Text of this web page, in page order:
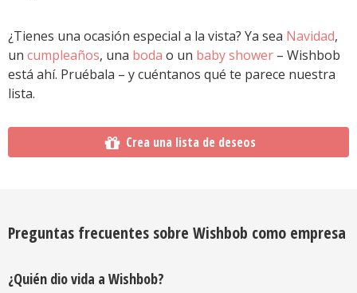
¿Tienes una ocasión especial a la vista? Ya sea Navidad,
un cumpleaños, una boda o un baby shower – Wishbob
está ahí. Pruébala – y cuéntanos qué te parece nuestra
lista.
Crea una lista de deseos
Preguntas frecuentes sobre Wishbob como empresa
¿Quién dio vida a Wishbob?